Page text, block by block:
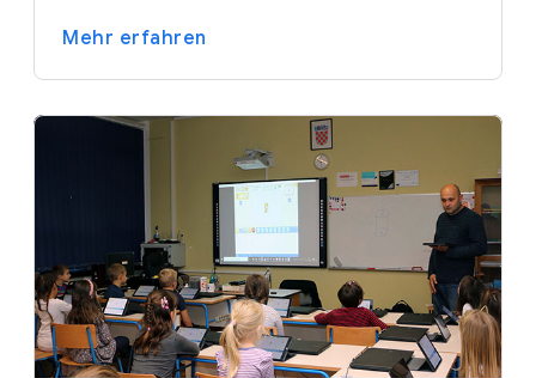
Mehr erfahren